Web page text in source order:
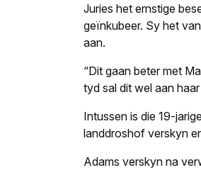
Juries het ernstige
geïnkubeer. Sy het
aan.
“Dit gaan beter met
tyd sal dit wel aan
Intussen is die 19-
landdroshof verskyn
Adams verskyn na